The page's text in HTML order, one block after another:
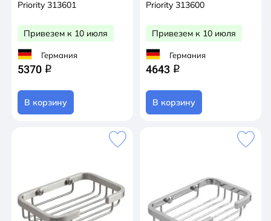
Priority 313601
Привезем к 10 июля
Германия
5370 q
В корзину
Priority 313600
Привезем к 10 июля
Германия
4643 q
В корзину